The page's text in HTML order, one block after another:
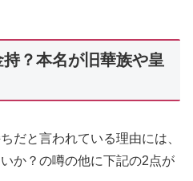
？本名が旧華族や皇
だと言われている理由には、
か？の噂の他に下記の2点が